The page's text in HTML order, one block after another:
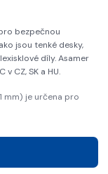
bezpečnou
jsou tenké desky,
díly. Asamer
CZ, SK a HU.
mm) je určena pro